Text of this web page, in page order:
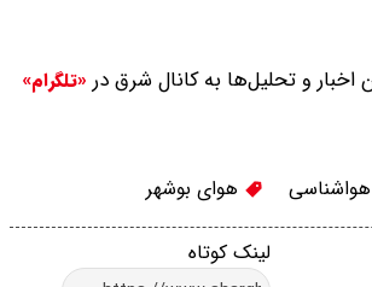
اخبار و تحلیل‌ها به کانال شرق در «تلگرام»
هواشناسی هوای بوشهر
لینک کوتاه